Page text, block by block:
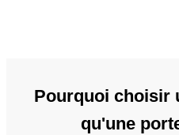
Pourquoi choisir
qu'une